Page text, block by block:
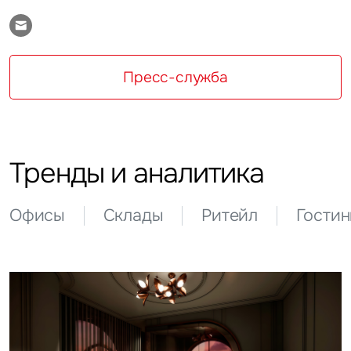
Пресс-служба
Тренды и аналитика
Офисы Склады Ритейл